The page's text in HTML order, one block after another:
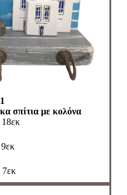
σπίτια με κολόνα